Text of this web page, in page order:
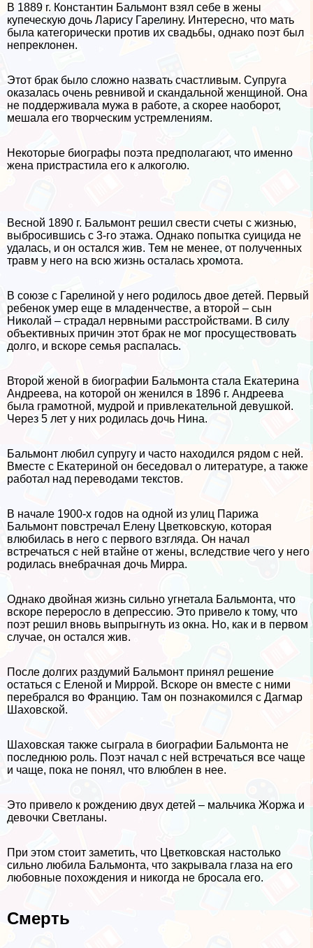
В 1889 г. Константин Бальмонт взял себе в жены
купеческую дочь Ларису Гарелину. Интересно, что мать
была категорически против их свадьбы, однако поэт был
непреклонен.
Этот бpaк было сложно назвать счастливым. Супруга
оказалась очень ревнивой и скандальной женщиной. Она
не поддерживала мужа в работе, а скорее наоборот,
мешала его творческим устремлениям.
Некоторые биографы поэта предполагают, что именно
жена пристрастила его к алкоголю.
Весной 1890 г. Бальмонт решил свести счеты с жизнью,
выбросившись с 3-го этажа. Однако попытка суицида не
удалась, и он остался жив. Тем не менее, от полученных
травм у него на всю жизнь осталась хромота.
В союзе с Гарелиной у него родилось двое детей. Первый
ребенок умер еще в младенчестве, а второй – сын
Николай – страдал нервными расстройствами. В силу
объективных причин этот бpaк не мог просуществовать
долго, и вскоре семья распалась.
Второй женой в биографии Бальмонта стала Екатерина
Андреева, на которой он женился в 1896 г. Андреева
была грамотной, мудрой и привлекательной дeвyшкой.
Через 5 лет у них родилась дочь Нина.
Бальмонт любил супругу и часто находился рядом с ней.
Вместе с Екатериной он беседовал о литературе, а также
работал над переводами текстов.
В начале 1900-х годов на одной из улиц Парижа
Бальмонт повстречал Елену Цветковскую, которая
влюбилась в него с первого взгляда. Он начал
встречаться с ней втайне от жены, вследствие чего у него
родилась внебрачная дочь Мирра.
Однако двойная жизнь сильно угнетала Бальмонта, что
вскоре переросло в депрессию. Это привело к тому, что
поэт решил вновь выпрыгнуть из окна. Но, как и в первом
случае, он остался жив.
После долгих раздумий Бальмонт принял решение
остаться с Еленой и Миррой. Вскоре он вместе с ними
перебрался во Францию. Там он познакомился с Дагмар
Шаховской.
Шаховская также сыграла в биографии Бальмонта не
последнюю роль. Поэт начал с ней встречаться все чаще
и чаще, пока не понял, что влюблен в нее.
Это привело к рождению двух детей – мальчика Жоржа и
дeвoчки Светланы.
При этом стоит заметить, что Цветковская настолько
сильно любила Бальмонта, что закрывала глаза на его
любовные похождения и никогда не бросала его.
Cмepть